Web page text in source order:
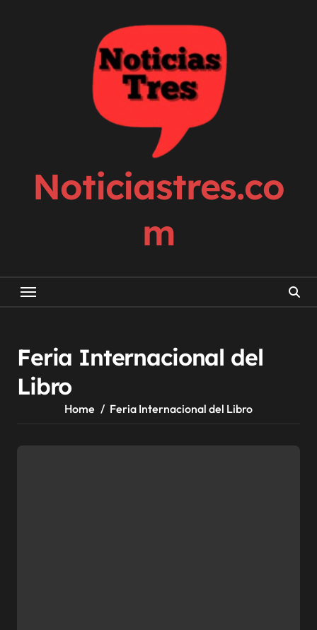
Noticiastres.co
m
Feria Internacional del
Libro
Home Feria Internacional del Libro